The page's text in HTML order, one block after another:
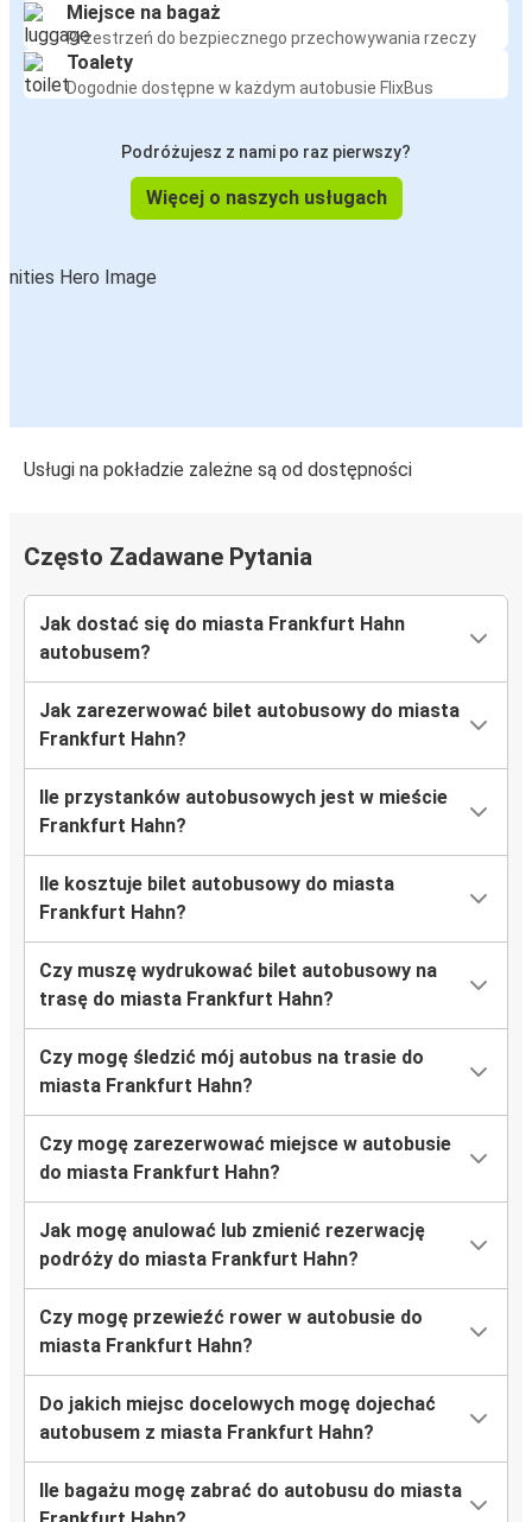
Katowice
Frankfurt Hahn
Katowice
Siedlce
Frankfurt Hahn
Frankfurt Hahn
Miejsce na bagaż
Przestrzeń do bezpiecznego przechowywania rzeczy
Toalety
Dogodnie dostępne w każdym autobusie FlixBus
Podróżujesz z nami po raz pierwszy?
Więcej o naszych usługach
Usługi na pokładzie zależne są od dostępności
Często Zadawane Pytania
Jak dostać się do miasta Frankfurt Hahn
autobusem?
Jak zarezerwować bilet autobusowy do miasta
Frankfurt Hahn?
Ile przystanków autobusowych jest w mieście
Frankfurt Hahn?
Ile kosztuje bilet autobusowy do miasta
Frankfurt Hahn?
Czy muszę wydrukować bilet autobusowy na
trasę do miasta Frankfurt Hahn?
Czy mogę śledzić mój autobus na trasie do
miasta Frankfurt Hahn?
Czy mogę zarezerwować miejsce w autobusie
do miasta Frankfurt Hahn?
Jak mogę anulować lub zmienić rezerwację
podróży do miasta Frankfurt Hahn?
Czy mogę przewieźć rower w autobusie do
miasta Frankfurt Hahn?
Do jakich miejsc docelowych mogę dojechać
autobusem z miasta Frankfurt Hahn?
Ile bagażu mogę zabrać do autobusu do miasta